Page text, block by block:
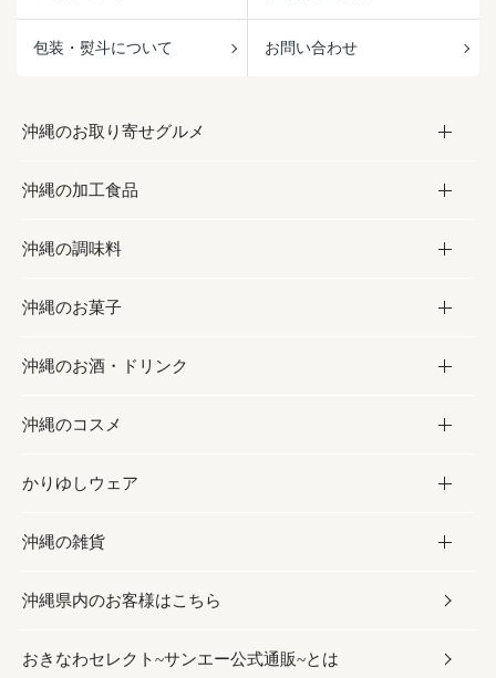
包装・熨斗について お問い合わせ
沖縄のお取り寄せグルメ
お取り寄せグルメ
フルーツ・野菜
お肉
海産物
沖縄の加工食品
加工食品
缶詰／パウチ
沖縄料理
沖縄そば／乾麺
レトルト食品
乾物／粉類
沖縄の調味料
調味料
砂糖／黒砂糖
塩
お酢／ドレッシング
しょうゆ
みそ
だし／スパイス／島唐辛子
沖縄のお菓子
お菓子
黒糖
ちんすこう
伝統菓子
スナック
おつまみ
沖縄のお酒・ドリンク
お酒・ドリンク
泡盛
ビール・チューハイ
ワイン・ウィスキー・カクテル
ドリンク
沖縄のコスメ
コスメ
スキンケア
ボディケア
ヘアケア
かりゆしウェア
かりゆしウェア
メンズ
レディース
沖縄の雑貨
雑貨
沖縄ファッション
沖縄県内のお客様はこちら
おきなわセレクト~サンエー公式通販~とは